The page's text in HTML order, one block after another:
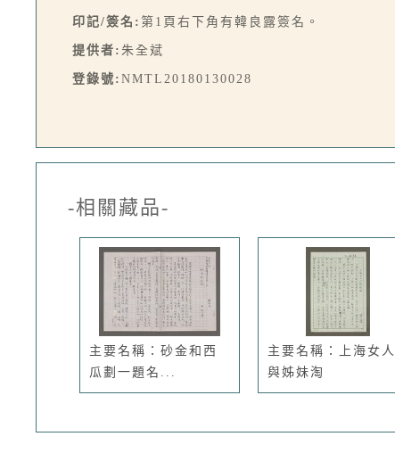
印記/簽名: 第1頁右下角有韓良露簽名。
提供者: 朱全斌
登錄號: NMTL20180130028
-相關藏品-
主要名稱：砂金和西
瓜劃一題名...
主要名稱：上海女人
與姊妹淘